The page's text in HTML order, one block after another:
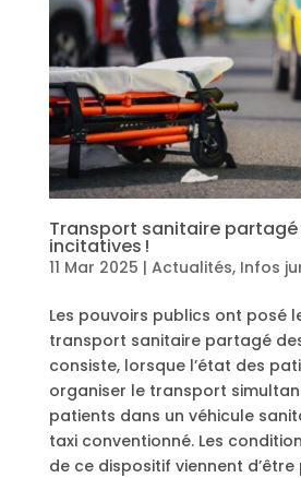
Transport sanitaire partagé
incitatives !
11 Mar 2025 | Actualités, Infos
Les pouvoirs publics ont posé
transport sanitaire partagé
consiste, lorsque l’état des
organiser le transport
patients dans un véhicule
taxi conventionné. Les
de ce dispositif viennent d’être